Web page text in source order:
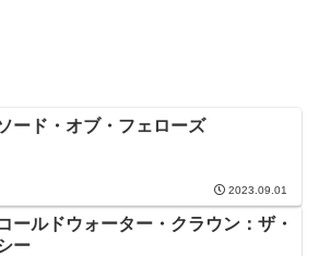
ード・オブ・フェローズ
2023.09.01
ールドウォーター・クラウン：ザ・
ー